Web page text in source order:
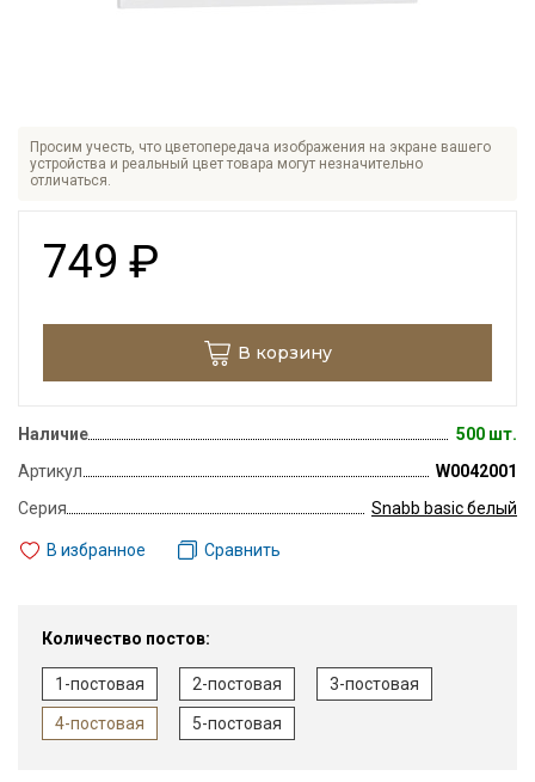
Просим учесть, что цветопередача изображения на экране вашего
устройства и реальный цвет товара могут незначительно
отличаться.
749 ₽
В корзину
Наличие
500 шт.
Артикул
W0042001
Серия
Snabb basic белый
В избранное Сравнить
Количество постов:
1-постовая 2-постовая 3-постовая
4-постовая 5-постовая